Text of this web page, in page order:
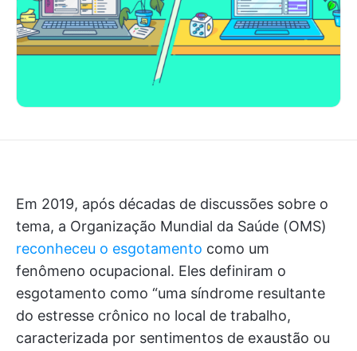
Em 2019, após décadas de discussões sobre o
tema, a Organização Mundial da Saúde (OMS)
reconheceu o esgotamento como um
fenômeno ocupacional. Eles definiram o
esgotamento como “uma síndrome resultante
do estresse crônico no local de trabalho,
caracterizada por sentimentos de exaustão ou